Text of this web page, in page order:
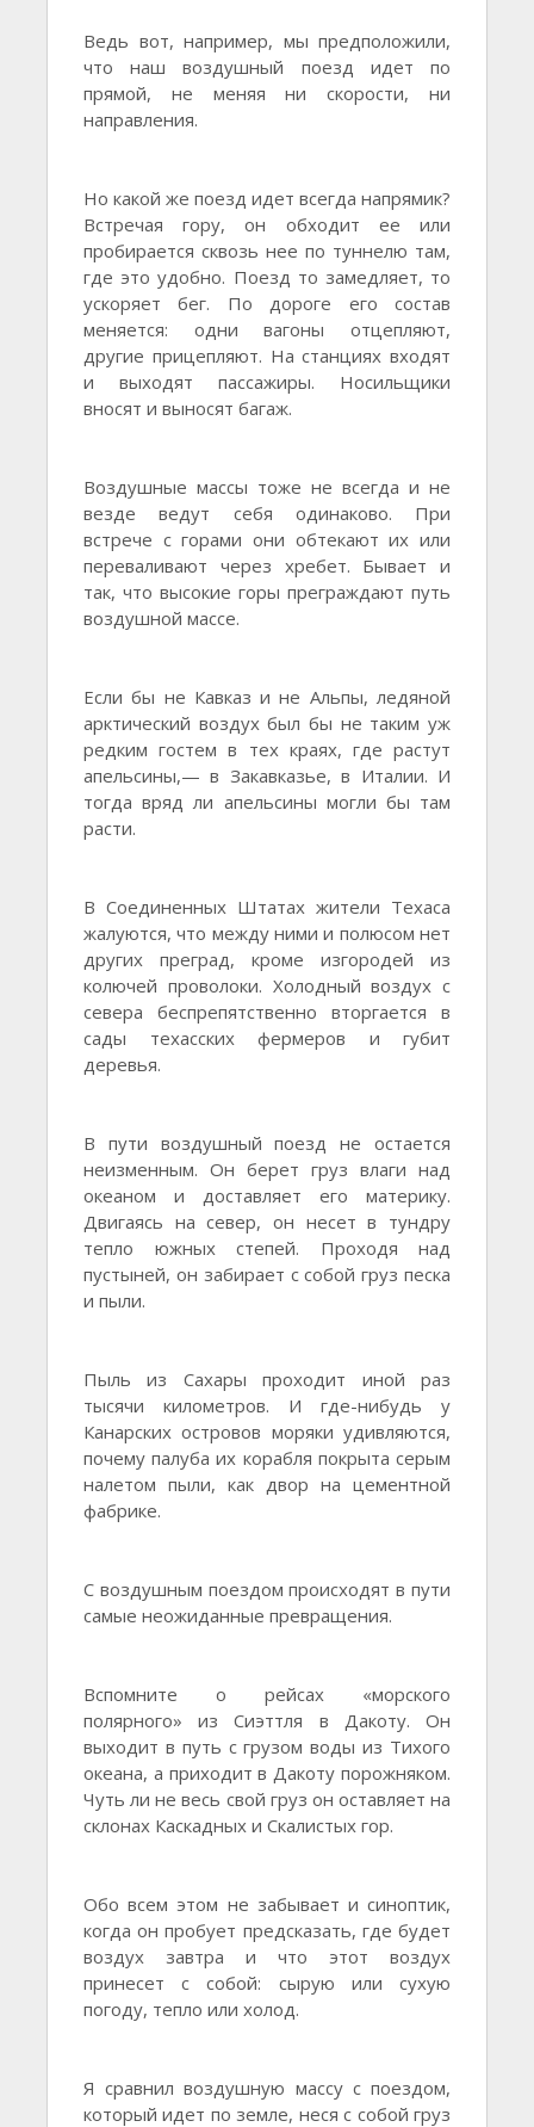
Ведь вот, например, мы предположили,
что наш воздушный поезд идет по
прямой, не меняя ни скорости, ни
направления.
Но какой же поезд идет всегда напрямик?
Встречая гору, он обходит ее или
пробирается сквозь нее по туннелю там,
где это удобно. Поезд то замедляет, то
ускоряет бег. По дороге его состав
меняется: одни вагоны отцепляют,
другие прицепляют. На станциях входят
и выходят пассажиры. Носильщики
вносят и выносят багаж.
Воздушные массы тоже не всегда и не
везде ведут себя одинаково. При
встрече с горами они обтекают их или
переваливают через хребет. Бывает и
так, что высокие горы преграждают путь
воздушной массе.
Если бы не Кавказ и не Альпы, ледяной
арктический воздух был бы не таким уж
редким гостем в тех краях, где растут
апельсины,— в Закавказье, в Италии. И
тогда вряд ли апельсины могли бы там
расти.
В Соединенных Штатах жители Техаса
жалуются, что между ними и полюсом нет
других преград, кроме изгородей из
колючей проволоки. Холодный воздух с
севера беспрепятственно вторгается в
сады техасских фермеров и губит
деревья.
В пути воздушный поезд не остается
неизменным. Он берет груз влаги над
океаном и доставляет его материку.
Двигаясь на север, он несет в тундру
тепло южных степей. Проходя над
пустыней, он забирает с собой груз песка
и пыли.
Пыль из Сахары проходит иной раз
тысячи километров. И где-нибудь у
Канарских островов моряки удивляются,
почему палуба их корабля покрыта серым
налетом пыли, как двор на цементной
фабрике.
С воздушным поездом происходят в пути
самые неожиданные превращения.
Вспомните о рейсах «морского
полярного» из Сиэттля в Дакоту. Он
выходит в путь с грузом воды из Тихого
океана, а приходит в Дакоту порожняком.
Чуть ли не весь свой груз он оставляет на
склонах Каскадных и Скалистых гор.
Обо всем этом не забывает и синоптик,
когда он пробует предсказать, где будет
воздух завтра и что этот воздух
принесет с собой: сырую или сухую
погоду, тепло или холод.
Я сравнил воздушную массу с поездом,
который идет по земле, неся с собой груз